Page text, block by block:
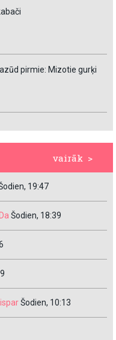
pirmie: Mizotie gurķi
vairāk >
19:47
Šodien, 18:39
Šodien, 10:13